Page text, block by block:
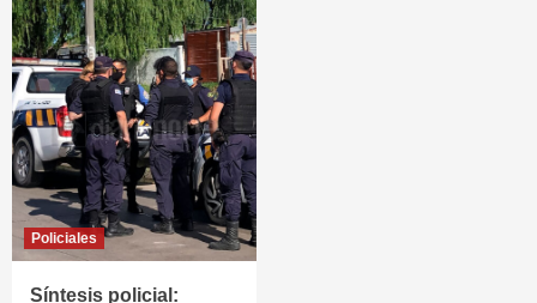
Policiales
Síntesis policial: